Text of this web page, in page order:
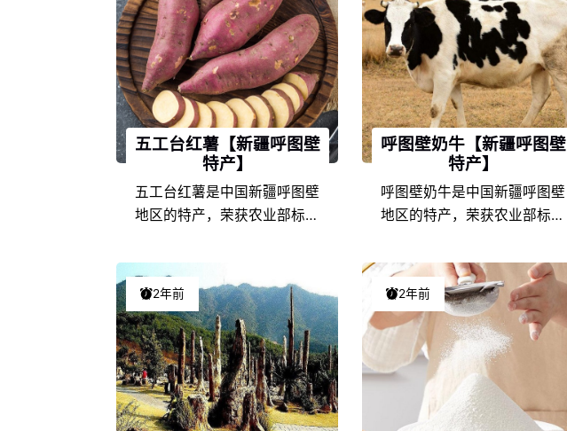
土人情的差异，使得五工台红
薯在新疆特产中独具一格，享
誉盛名，深受五工台红薯爱好
者们的喜爱。
在新疆特产中独具一格，享誉
盛名，深受鲍鱼果爱好者们的
喜爱。
五工台红薯【新疆呼图壁
特产】
五工台红薯是中国新疆呼图壁
地区的特产，荣获农业部标志
代表性的特色产品之一，由于
新疆呼图壁的地理环境条件和
饮食文化的不同，以及地方风
土人情的差异，使得五工台红
薯在新疆特产中独具一格，享
誉盛名，深受五工台红薯爱好
者们的喜爱。
呼图壁奶牛【新疆呼图壁
特产】
呼图壁奶牛是中国新疆呼图壁
地区的特产，荣获农业部标志
代表性的特色产品之一，由于
新疆呼图壁的地理环境条件和
饮食文化的不同，以及地方风
土人情的差异，使得呼图壁奶
牛在新疆特产中独具一格，享
誉盛名，深受呼图壁奶牛爱好
者们的喜爱。
2年前 2年前